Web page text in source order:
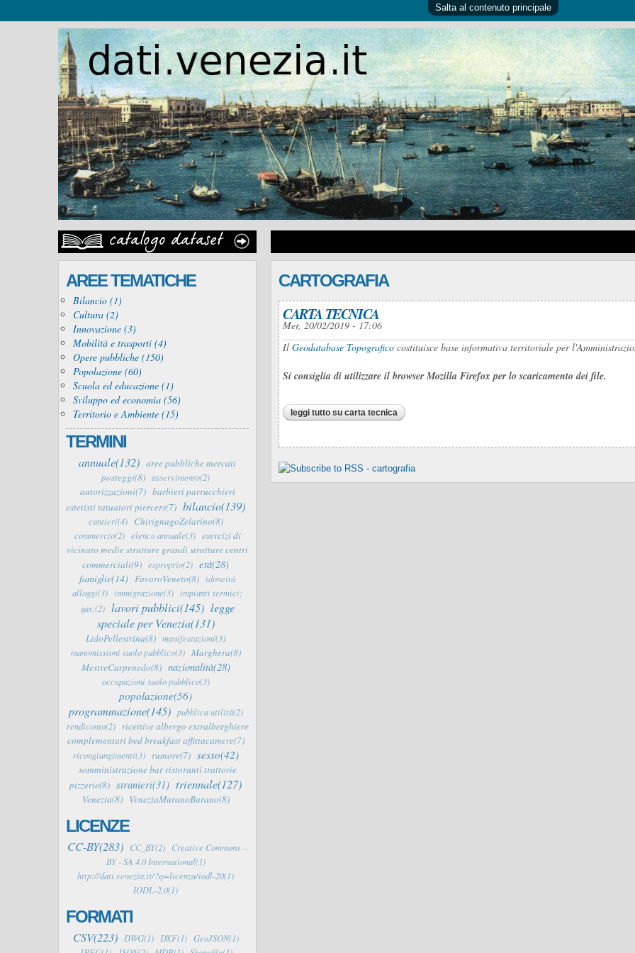
Salta al contenuto principale
AREE TEMATICHE
Bilancio (1)
Cultura (2)
Innovazione (3)
Mobilità e trasporti (4)
Opere pubbliche (150)
Popolazione (60)
Scuola ed educazione (1)
Sviluppo ed economia (56)
Territorio e Ambiente (15)
TERMINI
annuale(132) aree pubbliche mercati
posteggi(8) asservimento(2)
autorizzazioni(7) barbieri parrucchieri
estetisti tatuatori piercers(7) bilancio(139)
cantieri(4) ChirignagoZelarino(8)
commercio(2) elenco annuale(3) esercizi di
vicinato medie strutture grandi strutture centri
commerciali(9) esproprio(2) età(28)
famiglie(14) FavaroVeneto(8) idoneità
alloggi(3) immigrazione(3) impianti termici;
gas;(2) lavori pubblici(145) legge
speciale per Venezia(131)
LidoPellestrina(8) manifestazioni(3)
manomissioni suolo pubblico(3) Marghera(8)
MestreCarpenedo(8) nazionalità(28)
occupazioni suolo pubblico(3)
popolazione(56)
programmazione(145) pubblica utilità(2)
rendiconto(2) ricettive albergo extralberghiere
complementari bed breakfast affittacamere(7)
ricongiungimenti(3) rumore(7) sesso(42)
somministrazione bar ristoranti trattorie
pizzerie(8) stranieri(31) triennale(127)
Venezia(8) VeneziaMuranoBurano(8)
LICENZE
CC-BY(283) CC_BY(2)
Creative Commons --
BY - SA 4.0 International(1)
http://dati.venezia.it/?q=licenza/iodl-20(1)
IODL-2.0(1)
FORMATI
CSV(223) DWG(1) DXF(1) GeoJSON(1)
CARTOGRAFIA
CARTA TECNICA
Mer, 20/02/2019 - 17:06
Il Geodatabase Topografico costituisce base informativa territoriale per
Si consiglia di utilizzare il browser Mozilla Firefox per lo scaricamento dei file.
leggi tutto su carta tecnica